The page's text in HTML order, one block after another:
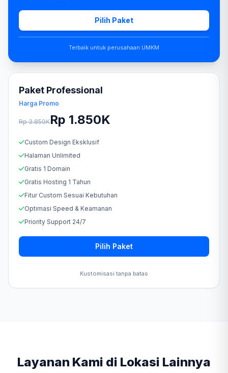
Pilih Paket
Terbaik untuk perusahaan UMKM
Paket Professional
Harga Promo
Rp 3.850KRp 1.850K
Custom Design Eksklusif
Halaman Unlimited
Gratis 1 Domain
Gratis Hosting 1 Tahun
Fitur Custom Sesuai Kebutuhan
Optimasi Speed & Keamanan
Priority Support 24/7
Pilih Paket
Kustomisasi tanpa batas
Layanan Kami di Lokasi Lainnya